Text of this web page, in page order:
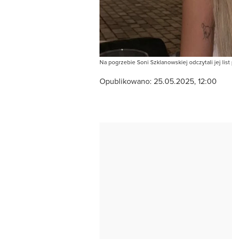
Na pogrzebie Soni Szklanowskiej odczytali jej
Opublikowano: 25.05.2025, 12:00